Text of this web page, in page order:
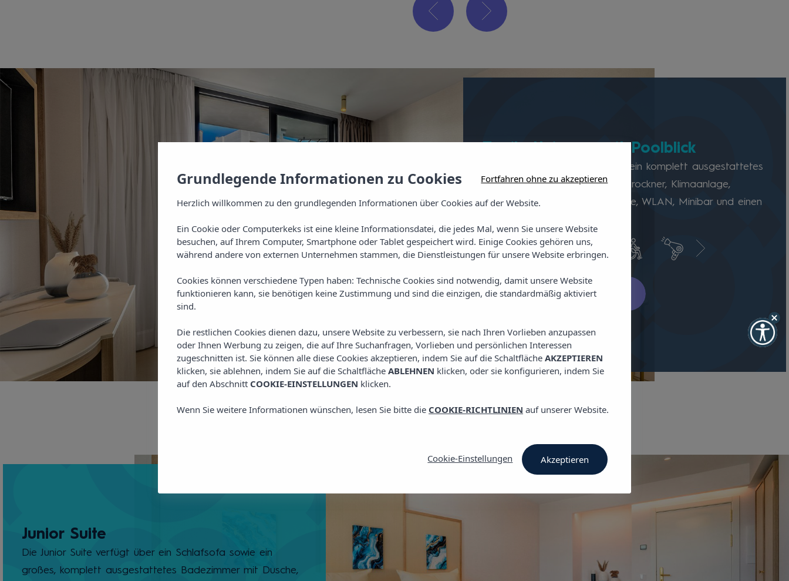
Zweibettzimmer mit Poolblick
Das Twin-Zimmer verfügt über ein komplett ausgestattetes
Badezimmer mit Dusche, Haartrockner, Klimaanlage,
Telefon, Satellitenfernsehen, Safe, WLAN, Minibar und einen
Siehe Verfügbarkeit
Junior Suite
Die Junior Suite verfügt über ein Schlafsofa sowie ein
großes, komplett ausgestattetes Badezimmer mit Dusche,
Grundlegende Informationen zu Cookies Fortfahren ohne zu akzeptieren
Herzlich willkommen zu den grundlegenden Informationen über Cookies auf der Website.
Ein Cookie oder Computerkeks ist eine kleine Informationsdatei, die jedes Mal, wenn Sie unsere Website
besuchen, auf Ihrem Computer, Smartphone oder Tablet gespeichert wird. Einige Cookies gehören uns,
während andere von externen Unternehmen stammen, die Dienstleistungen für unsere Website erbringen.
Cookies können verschiedene Typen haben: Technische Cookies sind notwendig, damit unsere Website
funktionieren kann, sie benötigen keine Zustimmung und sind die einzigen, die standardmäßig aktiviert
sind.
Die restlichen Cookies dienen dazu, unsere Website zu verbessern, sie nach Ihren Vorlieben anzupassen
oder Ihnen Werbung zu zeigen, die auf Ihre Suchanfragen, Vorlieben und persönlichen Interessen
zugeschnitten ist. Sie können alle diese Cookies akzeptieren, indem Sie auf die Schaltfläche AKZEPTIEREN
klicken, sie ablehnen, indem Sie auf die Schaltfläche ABLEHNEN klicken, oder sie konfigurieren, indem Sie
auf den Abschnitt COOKIE-EINSTELLUNGEN klicken.
Wenn Sie weitere Informationen wünschen, lesen Sie bitte die COOKIE-RICHTLINIEN auf unserer Website.
Cookie-Einstellungen Akzeptieren